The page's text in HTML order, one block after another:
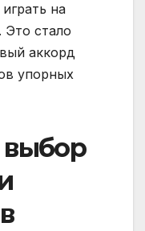
на
Это стало
аккорд
упорных
выбор